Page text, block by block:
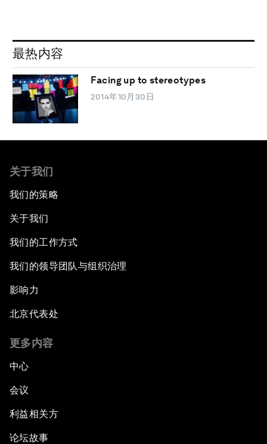
最热内容
Facing up to stereotypes
2014年10月30日
关于我们
我们的策略
关于我们
我们的工作方式
我们的领导团队与组织治理
影响力
北京代表处
更多内容
中心
会议
利益相关方
论坛故事